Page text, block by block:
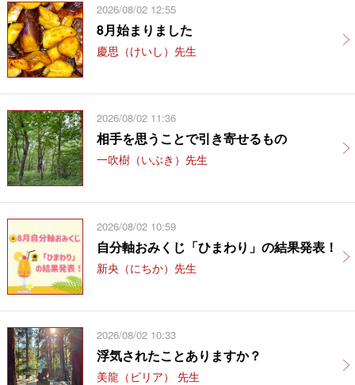
2026/08/02 12:55
8月始まりました
慶思（けいし）先生
2026/08/02 11:36
相手を思うことで引き寄せるもの
一吹樹（いぶき）先生
2026/08/02 10:59
自分軸おみくじ「ひまわり」の結果発表！
新央（にちか）先生
2026/08/02 10:33
浮気されたことありますか？
美龍（ビリア） 先生